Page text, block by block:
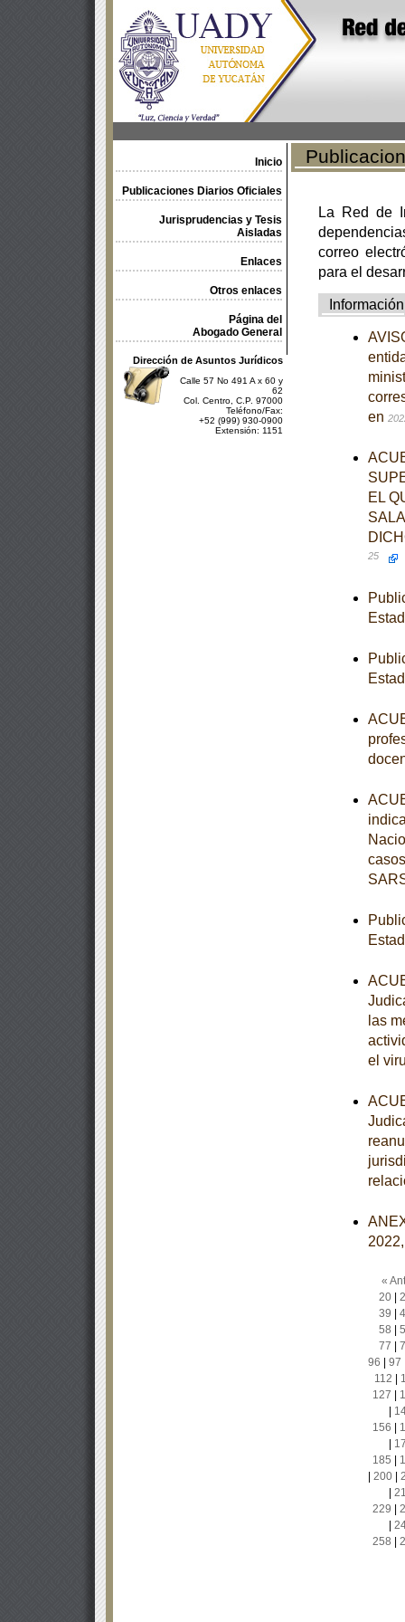
Inicio
Publicaciones Diarios Oficiales
Jurisprudencias y Tesis
Aisladas
Enlaces
Otros enlaces
Página del
Abogado General
Dirección de Asuntos Jurídicos
Calle 57 No 491 A x 60 y
62
Col. Centro, C.P. 97000
Teléfono/Fax:
+52 (999) 930-0900
Extensión: 1151
La Red de
correo
para el
Información
en
EL
25
las
el
«
20|
39
58
77
96
97
112
127
156
185
200|
229
258